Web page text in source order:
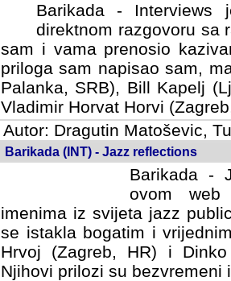
Barikada -
direktnom razgovoru sa
sam i vama prenosio
priloga sam napisao sam,
Palanka, SRB), Bill Kapelj
Vladimir Horvat Horvi
Autor: Dragutin Matoševic,
Barikada (INT) - Jazz reflections
Barikada -
ovom web
imenima iz svijeta jazz
se istakla bogatim i
Hrvoj (Zagreb, HR) i
Njihovi prilozi su bezvremeni